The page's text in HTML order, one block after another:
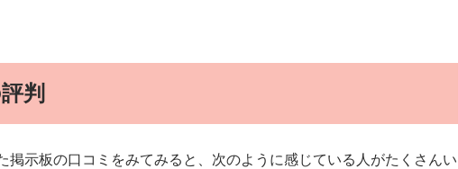
判
示板の口コミをみてみると、次のように感じている人がたくさんい